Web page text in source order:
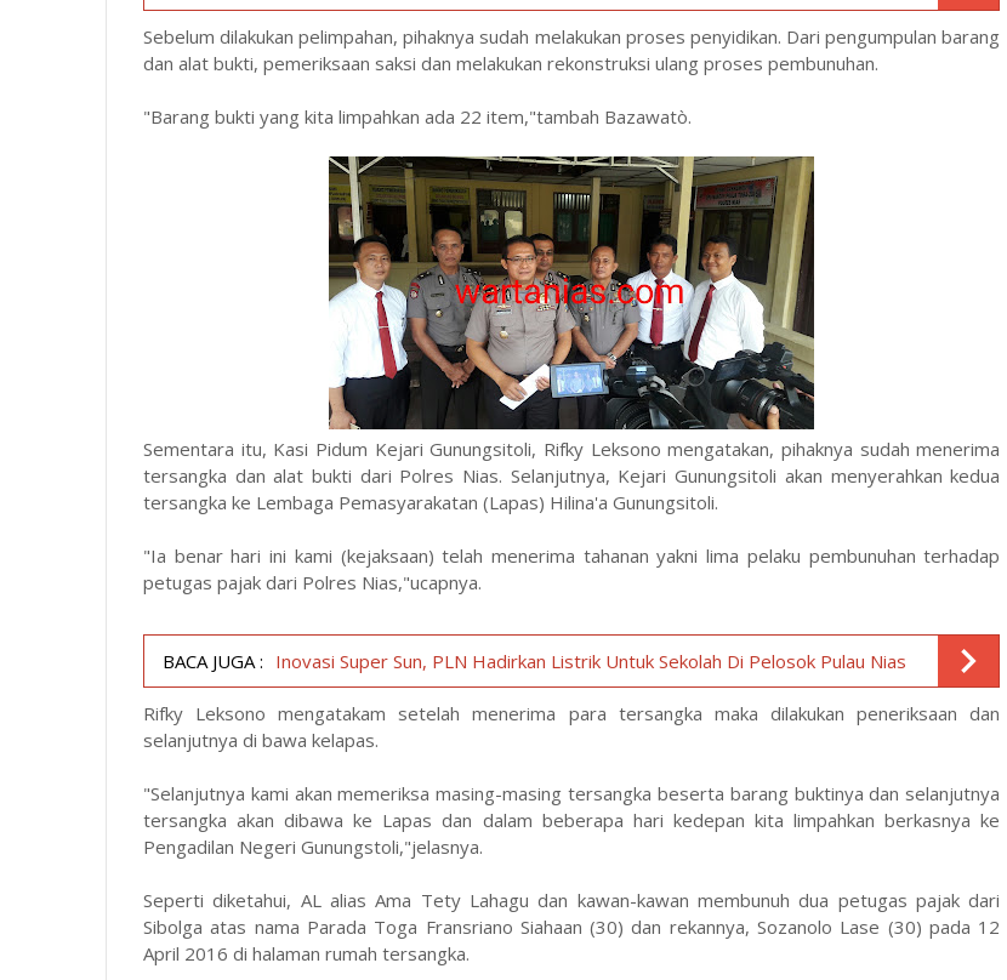
Sebelum dilakukan pelimpahan, pihaknya sudah melakukan proses penyidikan. Dari pengumpulan barang
dan alat bukti, pemeriksaan saksi dan melakukan rekonstruksi ulang proses pembunuhan.
"Barang bukti yang kita limpahkan ada 22 item,"tambah Bazawatò.
Sementara itu, Kasi Pidum Kejari Gunungsitoli, Rifky Leksono mengatakan, pihaknya sudah menerima
tersangka dan alat bukti dari Polres Nias. Selanjutnya, Kejari Gunungsitoli akan menyerahkan kedua
tersangka ke Lembaga Pemasyarakatan (Lapas) Hilina'a Gunungsitoli.
"Ia benar hari ini kami (kejaksaan) telah menerima tahanan yakni lima pelaku pembunuhan terhadap
petugas pajak dari Polres Nias,"ucapnya.
BACA JUGA : Inovasi Super Sun, PLN Hadirkan Listrik Untuk Sekolah Di Pelosok Pulau Nias
Rifky Leksono mengatakam setelah menerima para tersangka maka dilakukan peneriksaan dan
selanjutnya di bawa kelapas.
"Selanjutnya kami akan memeriksa masing-masing tersangka beserta barang buktinya dan selanjutnya
tersangka akan dibawa ke Lapas dan dalam beberapa hari kedepan kita limpahkan berkasnya ke
Pengadilan Negeri Gunungstoli,"jelasnya.
Seperti diketahui, AL alias Ama Tety Lahagu dan kawan-kawan membunuh dua petugas pajak dari
Sibolga atas nama Parada Toga Fransriano Siahaan (30) dan rekannya, Sozanolo Lase (30) pada 12
April 2016 di halaman rumah tersangka.